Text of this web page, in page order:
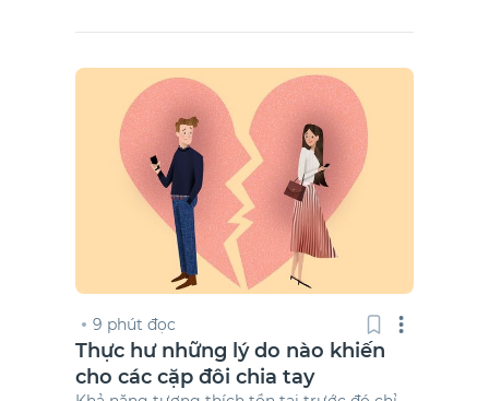
mà em đã trao, nhẫn tâm đành lòng phủi bỏ
cái nắm tay mà em cố gắng siết chặt thì
em đã nghĩ sẽ không còn ai đủ lòng thành
để em trao trọn đi trái tim yêu thương này
nữa rồi.
9 phút đọc
Thực hư những lý do nào khiến
cho các cặp đôi chia tay